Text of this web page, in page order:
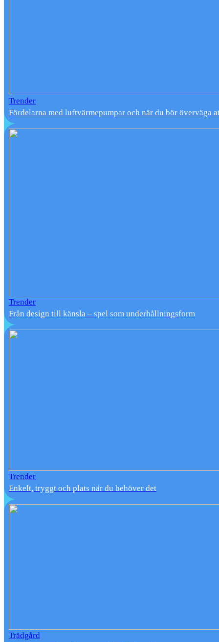
Trender
Fördelarna med luftvärmepumpar och när du bör överväga
Trender
Från design till känsla – spel som underhållningsform
Trender
Enkelt, tryggt och plats när du behöver det
Trädgård